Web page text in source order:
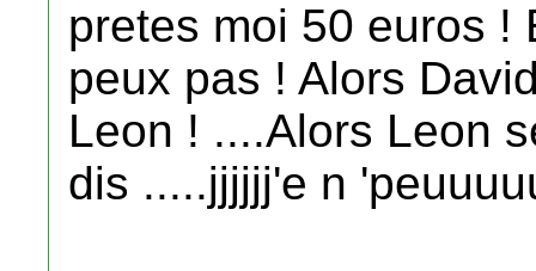
pretes moi 50 euros !
peux pas ! Alors
Leon ! ....Alors Leon
dis .....jjjjjj'e n